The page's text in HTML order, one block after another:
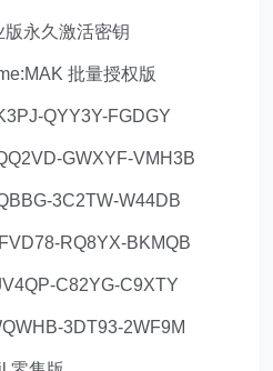
永久激活密钥
批量授权版
QYY3Y-FGDGY
GWXYF-VMH3B
3C2TW-W44DB
RQ8YX-BKMQB
C82YG-C9XTY
3DT93-2WF9M